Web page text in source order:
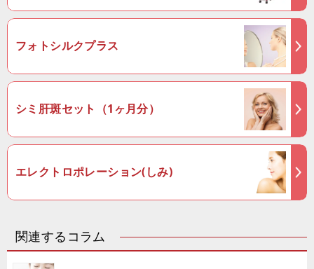
フォトシルクプラス
シミ肝斑セット（1ヶ月分）
エレクトロポレーション(しみ)
関連するコラム